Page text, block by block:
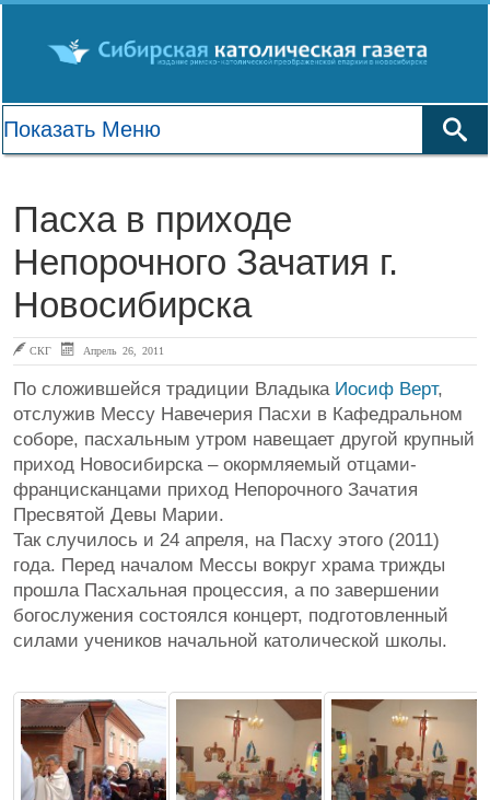
Пасха в приходе
Непорочного Зачатия г.
Новосибирска
СКГ Апрель 26, 2011
По сложившейся традиции Владыка Иосиф Верт,
отслужив Мессу Навечерия Пасхи в Кафедральном
соборе, пасхальным утром навещает другой крупный
приход Новосибирска – окормляемый отцами-
францисканцами приход Непорочного Зачатия
Пресвятой Девы Марии.
Так случилось и 24 апреля, на Пасху этого (2011)
года. Перед началом Мессы вокруг храма трижды
прошла Пасхальная процессия, а по завершении
богослужения состоялся концерт, подготовленный
силами учеников начальной католической школы.